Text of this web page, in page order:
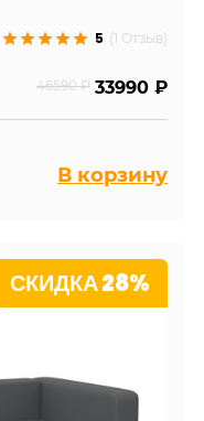
5 (1 Отзыв)
46590 ₽ 33990 ₽
В корзину
СКИДКА 28%